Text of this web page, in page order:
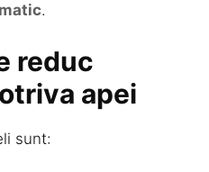
.
reduc
apei
sunt: